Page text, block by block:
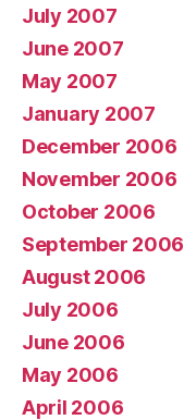
July 2007
June 2007
May 2007
January 2007
December 2006
November 2006
October 2006
September 2006
August 2006
July 2006
June 2006
May 2006
April 2006